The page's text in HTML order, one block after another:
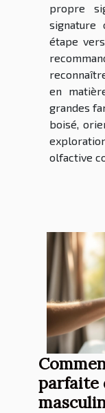
propre
signature
étape
en
grandes
boisé,
olfactive
parfaite